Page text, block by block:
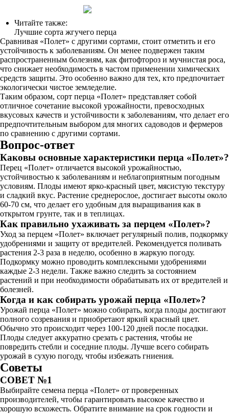
Читайте также:
Лучшие сорта жгучего перца
Сравнивая «Полет» с другими сортами, стоит отметить и его
устойчивость к заболеваниям. Он менее подвержен таким
распространенным болезням, как фитофтороз и мучнистая роса,
что снижает необходимость в частом применении химических
средств защиты. Это особенно важно для тех, кто предпочитает
экологически чистое земледелие.
Таким образом, сорт перца «Полет» представляет собой
отличное сочетание высокой урожайности, превосходных
вкусовых качеств и устойчивости к заболеваниям, что делает его
предпочтительным выбором для многих садоводов и фермеров
по сравнению с другими сортами.
Вопрос-ответ
Каковы основные характеристики перца «Полет»?
Перец «Полет» отличается высокой урожайностью,
устойчивостью к заболеваниям и неблагоприятным погодным
условиям. Плоды имеют ярко-красный цвет, мясистую текстуру
и сладкий вкус. Растение среднерослое, достигает высоты около
60-70 см, что делает его удобным для выращивания как в
открытом грунте, так и в теплицах.
Как правильно ухаживать за перцем «Полет»?
Уход за перцем «Полет» включает регулярный полив, подкормку
удобрениями и защиту от вредителей. Рекомендуется поливать
растения 2-3 раза в неделю, особенно в жаркую погоду.
Подкормку можно проводить комплексными удобрениями
каждые 2-3 недели. Также важно следить за состоянием
растений и при необходимости обрабатывать их от вредителей и
болезней.
Когда и как собирать урожай перца «Полет»?
Урожай перца «Полет» можно собирать, когда плоды достигают
полного созревания и приобретают яркий красный цвет.
Обычно это происходит через 100-120 дней после посадки.
Плоды следует аккуратно срезать с растения, чтобы не
повредить стебли и соседние плоды. Лучше всего собирать
урожай в сухую погоду, чтобы избежать гниения.
Советы
СОВЕТ №1
Выбирайте семена перца «Полет» от проверенных
производителей, чтобы гарантировать высокое качество и
хорошую всхожесть. Обратите внимание на срок годности и